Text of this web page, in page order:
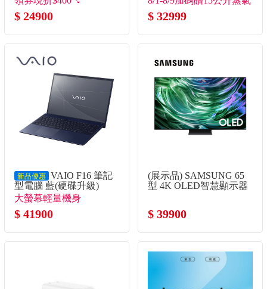
115U/16G/512G/UMA/W11)
$ 24900
烤箱(市價7990)
$ 32999
新品優惠 VAIO F16 筆記
型電腦 藍(硬碟升級)
(Core5-120U/16G/1TB
SSD/W11P)
大螢幕輕量機身
$ 41900
(展示品) SAMSUNG 65
型 4K OLED智慧顯示器
$ 39900